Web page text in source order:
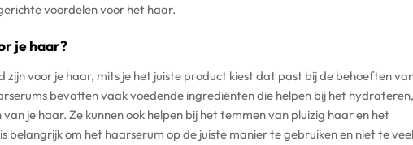
voordelen voor het haar.
je haar?
zijn voor je haar, mits je het juiste product kiest dat past bij de behoeften
bevatten vaak voedende ingrediënten die helpen bij het hydrateren,
je haar. Ze kunnen ook helpen bij het temmen van pluizig haar en het
belangrijk om het haarserum op de juiste manier te gebruiken en niet te